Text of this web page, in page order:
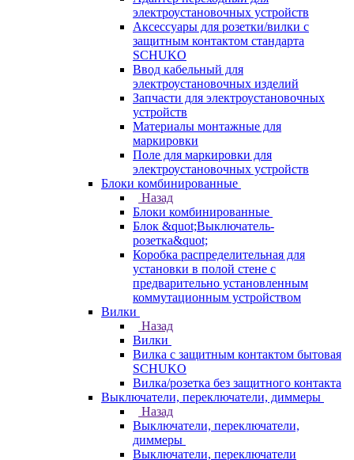
электроустановочных устройств
Аксессуары для розетки/вилки с
защитным контактом стандарта
SCHUKO
Ввод кабельный для
электроустановочных изделий
Запчасти для электроустановочных
устройств
Материалы монтажные для
маркировки
Поле для маркировки для
электроустановочных устройств
Блоки комбинированные
Назад
Блоки комбинированные
Блок &quot;Выключатель-
розетка&quot;
Коробка распределительная для
установки в полой стене с
предварительно установленным
коммутационным устройством
Вилки
Назад
Вилки
Вилка с защитным контактом бытовая
SCHUKO
Вилка/розетка без защитного контакта
Выключатели, переключатели, диммеры
Назад
Выключатели, переключатели,
диммеры
Выключатели, переключатели